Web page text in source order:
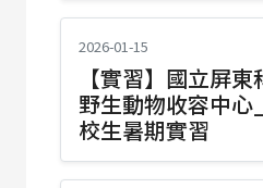
2026-01-15
【實習】國立屏
野生動物收容中心
校生暑期實習